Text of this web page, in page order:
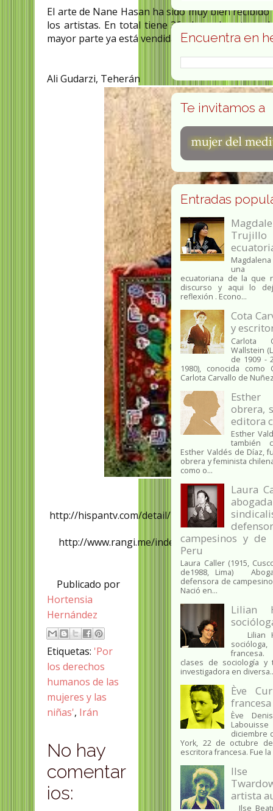
El arte de Nane Hasan ha sido muy bien
los artistas. En total tiene 36 obras de arte en
mayor parte ya está vendida.
Ali Gudarzi, Teherán
http://hispantv.com/detail/2013/07/07/231911/
70-anos-edad
http://www.rangi.me/index.php/19-weekend-
Publicado por
Hortensia
Hernández
Etiquetas: 'Por
los derechos
humanos de las
mujeres y las
niñas', Irán
No hay
comentar
ios:
Encuentra en
Te invitamos a
Entradas
Trujillo
una
ecuatoriana de la que
discurso y aqui lo
reflexión . Econo...
Cota
y
Carlota
Wallstein
de 1909 -
1980), conocida como
Carlota Carvallo de
obrera,
editora
Esther
también
Esther Valdés de Díaz,
obrera y feminista
como o...
Laura
abogada
campesinos y de
Peru
Laura Caller (1915,
de1988, Lima)
defensora de
Nació en...
Lilian
Lilian
socióloga,
clases de sociología y
investigadora en
Ève
francesa
Ève
diciembre
York, 22 de octubre
escritora francesa. Fue la
Ilse
artista
Ilse